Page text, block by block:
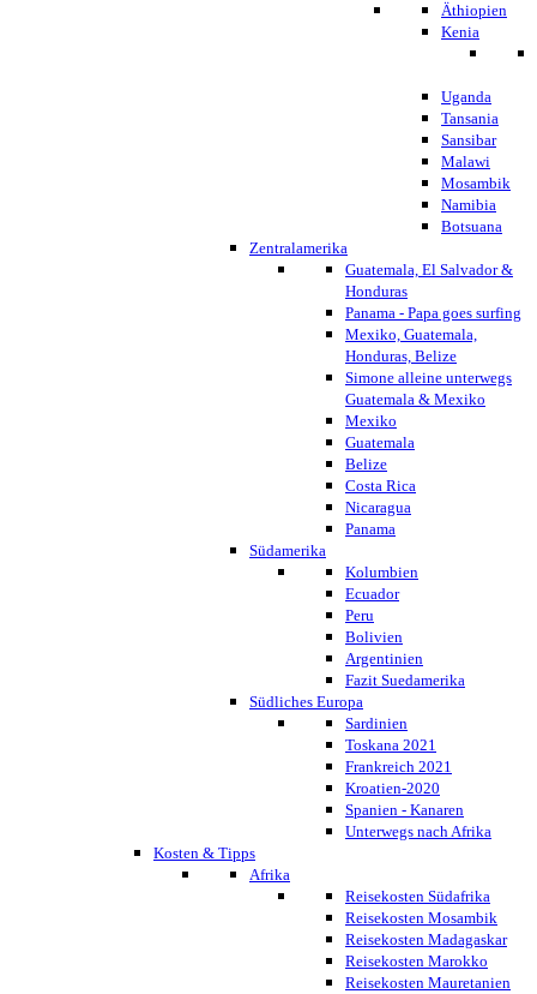
Äthiopien
Kenia
Uganda
Tansania
Sansibar
Malawi
Mosambik
Namibia
Botsuana
Zentralamerika
Guatemala, El Salvador &
Honduras
Panama - Papa goes surfing
Mexiko, Guatemala,
Honduras, Belize
Simone alleine unterwegs
Guatemala & Mexiko
Mexiko
Guatemala
Belize
Costa Rica
Nicaragua
Panama
Südamerika
Kolumbien
Ecuador
Peru
Bolivien
Argentinien
Fazit Suedamerika
Südliches Europa
Sardinien
Toskana 2021
Frankreich 2021
Kroatien-2020
Spanien - Kanaren
Unterwegs nach Afrika
Kosten & Tipps
Afrika
Reisekosten Südafrika
Reisekosten Mosambik
Reisekosten Madagaskar
Reisekosten Marokko
Reisekosten Mauretanien